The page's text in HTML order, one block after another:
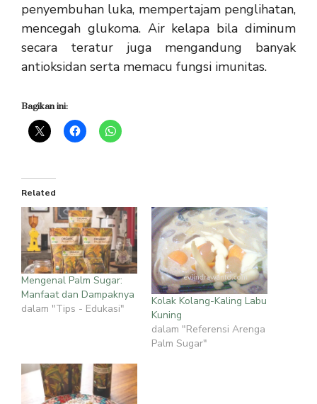
penyembuhan luka, mempertajam penglihatan,
mencegah glukoma. Air kelapa bila diminum
secara teratur juga mengandung banyak
antioksidan serta memacu fungsi imunitas.
Bagikan ini:
Related
Mengenal Palm Sugar:
Manfaat dan Dampaknya
dalam "Tips - Edukasi"
Kolak Kolang-Kaling Labu
Kuning
dalam "Referensi Arenga
Palm Sugar"